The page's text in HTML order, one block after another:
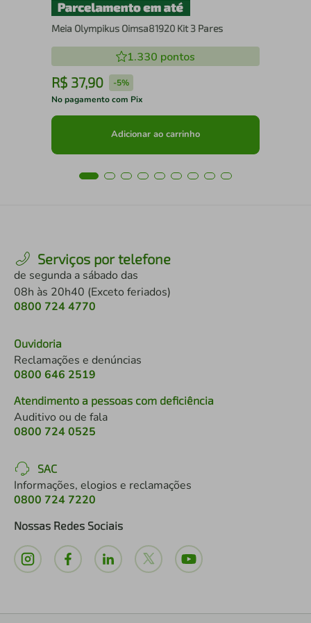
Meia Olympikus Oimsa81920 Kit 3 Pares
1.330 pontos
R$ 37,90 -5%
No pagamento com Pix
Adicionar ao carrinho
Serviços por telefone
de segunda a sábado das
08h às 20h40 (Exceto feriados)
0800 724 4770
Ouvidoria
Reclamações e denúncias
0800 646 2519
Atendimento a pessoas com deficiência
Auditivo ou de fala
0800 724 0525
SAC
Informações, elogios e reclamações
0800 724 7220
Nossas Redes Sociais